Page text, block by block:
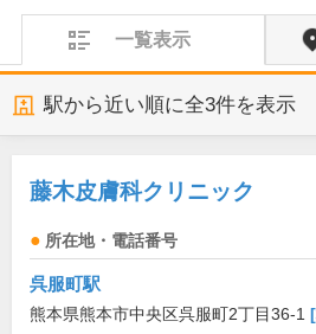
一覧表示
駅から近い順に全3件を表示
藤木皮膚科クリニック
所在地・電話番号
呉服町駅
熊本県熊本市中央区呉服町2丁目36-1